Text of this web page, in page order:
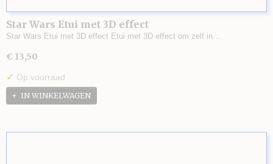
Star Wars Etui met 3D effect
Star Wars Etui met 3D effect Etui met 3D effect om zelf in…
€ 13,50
✓ Op voorraad
IN WINKELWAGEN